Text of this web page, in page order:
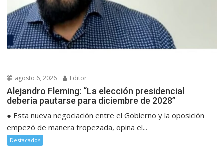
agosto 6, 2026 Editor
Alejandro Fleming: “La elección presidencial
debería pautarse para diciembre de 2028”
● Esta nueva negociación entre el Gobierno y la oposición
empezó de manera tropezada, opina el...
Destacados